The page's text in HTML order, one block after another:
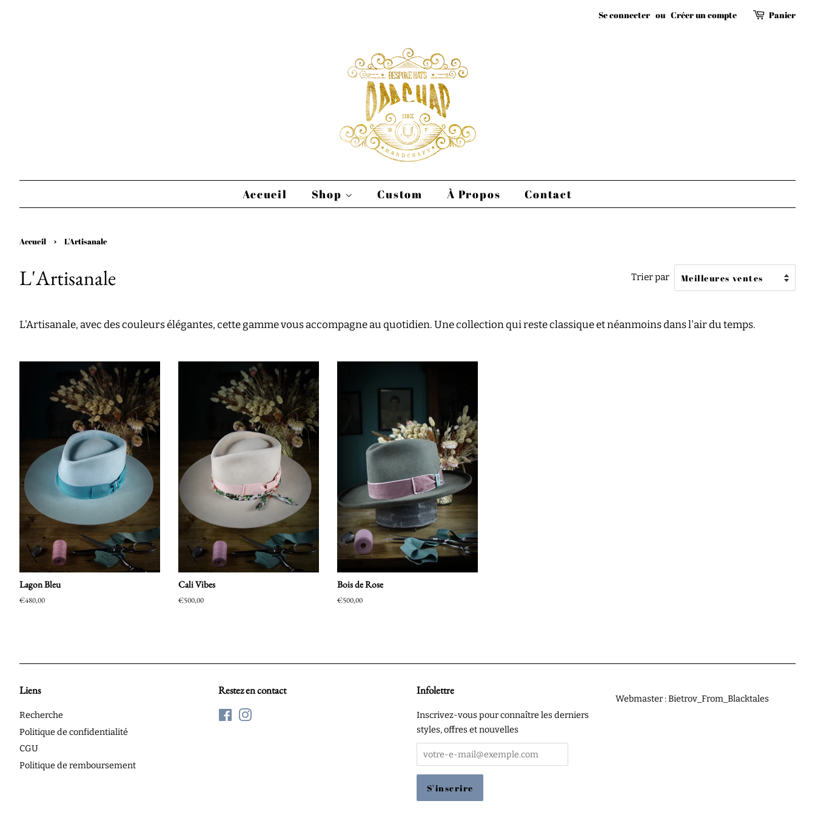
Se connecter ou Créer un compte Panier
Accueil Shop Custom À Propos Contact
Accueil › L'Artisanale
L'Artisanale Trier par
L'Artisanale, avec des couleurs élégantes, cette gamme vous accompagne au quotidien. Une collection qui reste classique et néanmoins dans l'air du temps.
Lagon Bleu
Prix
€480,00
Cali Vibes
Prix
€500,00
Bois de Rose
Prix
€500,00
Liens
Recherche
Politique de confidentialité
CGU
Politique de remboursement
Restez en contact
FacebookInstagram
Infolettre
Inscrivez-vous pour connaître les derniers
styles, offres et nouvelles
Webmaster : Bietrov_From_Blacktales